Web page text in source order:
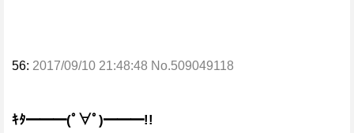
56: 2017/09/10 21:48:48 No.509049118
ｷﾀ━━━(ﾟ∀ﾟ)━━━!!